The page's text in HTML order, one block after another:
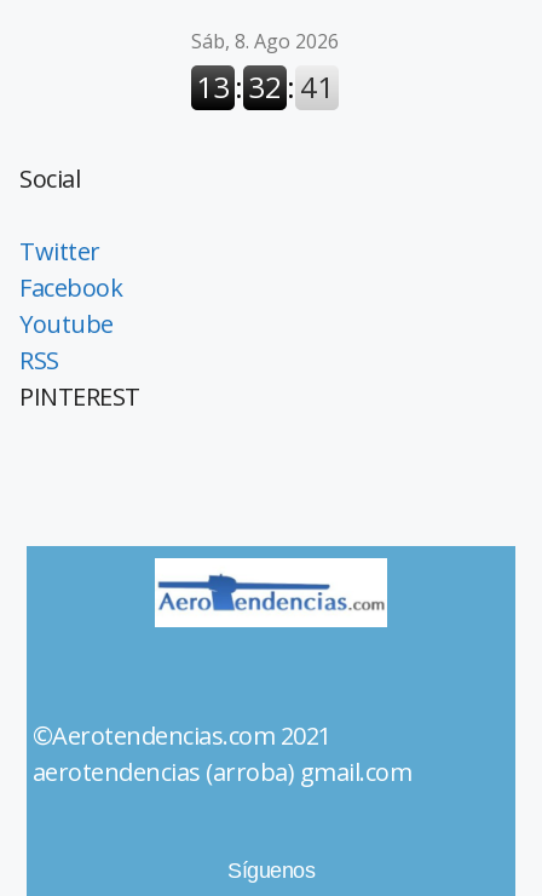
Social
Twitter
Facebook
Youtube
RSS
PINTEREST
©Aerotendencias.com 2021
aerotendencias (arroba) gmail.com
Síguenos